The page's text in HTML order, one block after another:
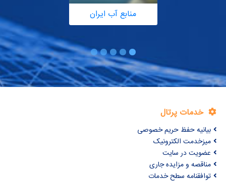
منابع آب ایران
خدمات پرتال
بیانیه حفظ حریم خصوصی
میزخدمت الکترونیک
عضویت در سایت
مناقصه و مزایده جاری
توافقنامه سطح خدمات